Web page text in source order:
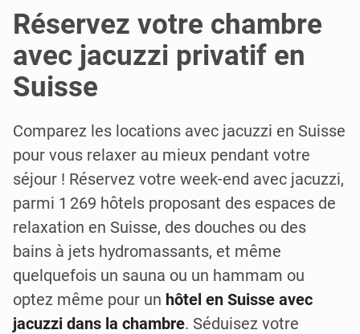
Réservez votre chambre
avec jacuzzi privatif en
Suisse
Comparez les locations avec jacuzzi en Suisse
pour vous relaxer au mieux pendant votre
séjour ! Réservez votre week-end avec jacuzzi,
parmi 1 269 hôtels proposant des espaces de
relaxation en Suisse, des douches ou des
bains à jets hydromassants, et même
quelquefois un sauna ou un hammam ou
optez même pour un hôtel en Suisse avec
jacuzzi dans la chambre. Séduisez votre